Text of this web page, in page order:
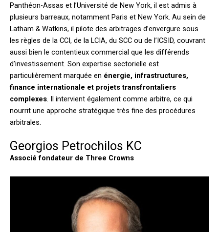
Panthéon-Assas et l’Université de New York, il est admis à
plusieurs barreaux, notamment Paris et New York. Au sein de
Latham & Watkins, il pilote des arbitrages d’envergure sous
les règles de la CCI, de la LCIA, du SCC ou de l’ICSID, couvrant
aussi bien le contentieux commercial que les différends
d’investissement. Son expertise sectorielle est
particulièrement marquée en énergie, infrastructures,
finance internationale et projets transfrontaliers
complexes . Il intervient également comme arbitre, ce qui
nourrit une approche stratégique très fine des procédures
arbitrales.
Georgios Petrochilos KC
Associé fondateur de Three Crowns